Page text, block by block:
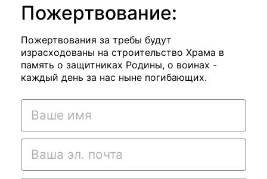
Пожертвование:
Пожертвования за требы будут
израсходованы на строительство Храма в
память о защитниках Родины, о воинах -
каждый день за нас ныне погибающих.